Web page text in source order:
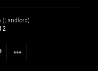
(Landlord)